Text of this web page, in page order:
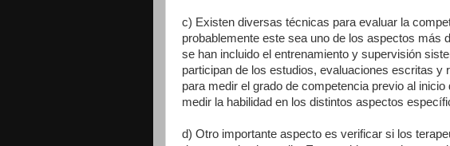
c) Existen diversas técnicas para evaluar la
probablemente este sea uno de los aspectos más
se han incluido el entrenamiento y supervisión
participan de los estudios, evaluaciones escritas y
para medir el grado de competencia previo al
medir la habilidad en los distintos aspectos
d) Otro importante aspecto es verificar si los